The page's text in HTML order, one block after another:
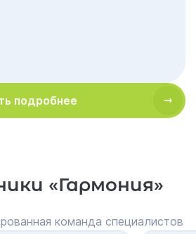
подробнее
«Гармония»
команда специалистов